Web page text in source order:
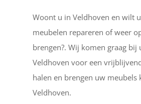
Woont u in Veldhoven en wilt
meubelen repareren of weer
brengen?. Wij komen graag bij
Veldhoven voor een
halen en brengen uw meubels
Veldhoven.